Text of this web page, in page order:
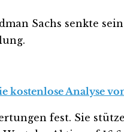
Sachs senkte
Analyse
fest. Sie